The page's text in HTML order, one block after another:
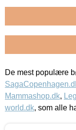
De mest populære
Mammashop.dk,
world.dk, som alle